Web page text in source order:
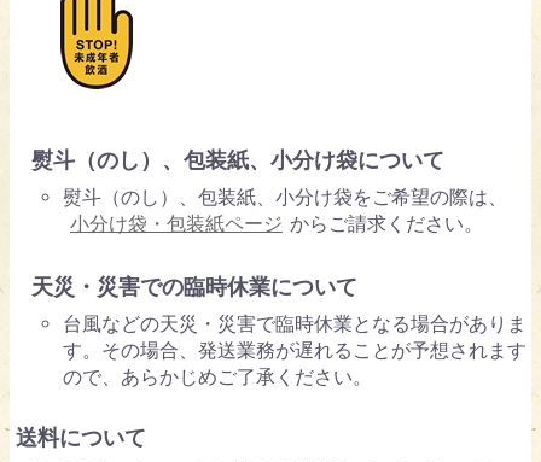
熨斗（のし）、包装紙、小分け袋について
熨斗（のし）、包装紙、小分け袋をご希望の際は、
小分け袋・包装紙ページ からご請求ください。
天災・災害での臨時休業について
台風などの天災・災害で臨時休業となる場合がありま
す。その場合、発送業務が遅れることが予想されます
ので、あらかじめご了承ください。
送料について